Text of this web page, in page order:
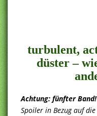
turbulent,
düster –
Achtung: fünfter Band!
Spoiler in Bezug auf